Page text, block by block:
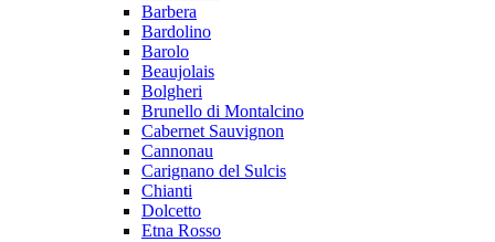
Barbera
Bardolino
Barolo
Beaujolais
Bolgheri
Brunello di Montalcino
Cabernet Sauvignon
Cannonau
Carignano del Sulcis
Chianti
Dolcetto
Etna Rosso